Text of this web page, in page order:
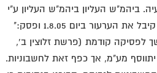
ביהמ"ש העליון ביהמ"ש העליון ע"י
הרכב השופטים א' רובינשטיין קיבל את הערעור ביום 1.8.05 ופסק:"
קודמת (פרשת זלוצין ב',
יתווסף מע"מ, אך כפף זאת לחשבוניות.